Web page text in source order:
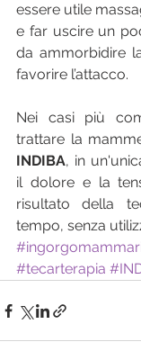
essere utile
e far uscire un
da ammorbidire
favorire l’attacco.
Nei casi più
trattare la
INDIBA, in
il dolore e la
risultato della
tempo, senza
#tecarterapia